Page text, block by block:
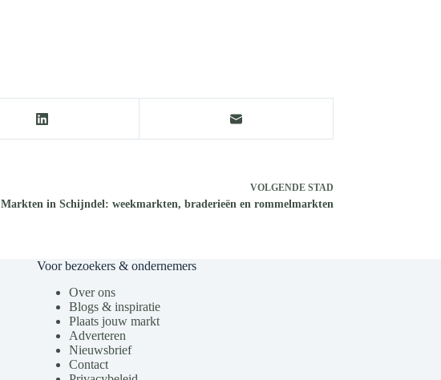
VOLGENDE STAD
Markten in Schijndel: weekmarkten, braderieën en rommelmarkten
Voor bezoekers & ondernemers
Over ons
Blogs & inspiratie
Plaats jouw markt
Adverteren
Nieuwsbrief
Contact